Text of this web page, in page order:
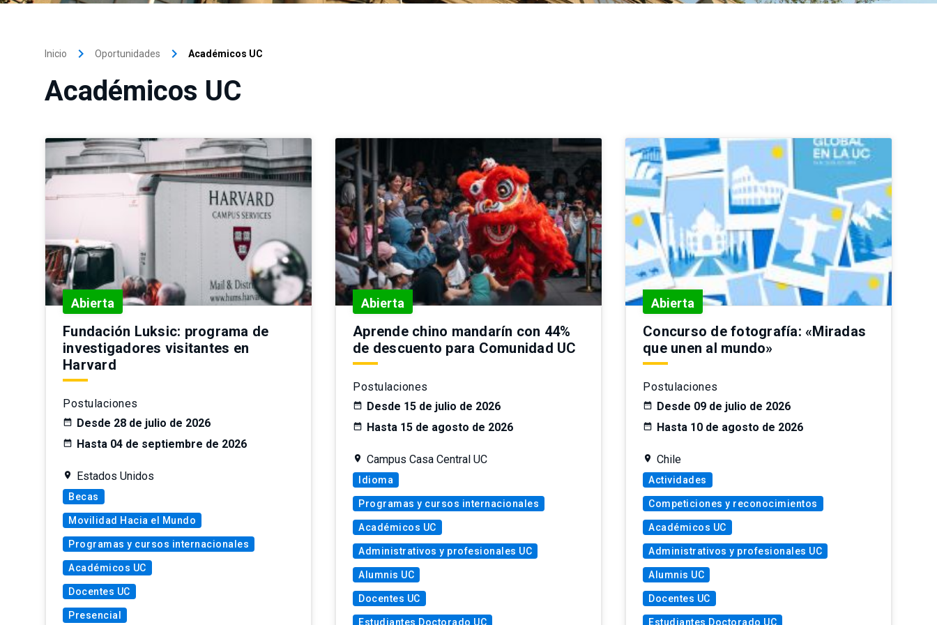
Inicio keyboard_arrow_right Oportunidades keyboard_arrow_right Académicos UC
Académicos UC
Abierta
Fundación Luksic: programa de
investigadores visitantes en
Harvard
Postulaciones
Desde 28 de julio de 2026
Hasta 04 de septiembre de 2026
Estados Unidos
Becas
Movilidad Hacia el Mundo
Programas y cursos internacionales
Académicos UC
Docentes UC
Presencial
Abierta
Aprende chino mandarín con 44%
de descuento para Comunidad UC
Postulaciones
Desde 15 de julio de 2026
Hasta 15 de agosto de 2026
Campus Casa Central UC
Idioma
Programas y cursos internacionales
Académicos UC
Administrativos y profesionales UC
Alumnis UC
Docentes UC
Estudiantes Doctorado UC
Abierta
Concurso de fotografía: «Miradas
que unen al mundo»
Postulaciones
Desde 09 de julio de 2026
Hasta 10 de agosto de 2026
Chile
Actividades
Competiciones y reconocimientos
Académicos UC
Administrativos y profesionales UC
Alumnis UC
Docentes UC
Estudiantes Doctorado UC